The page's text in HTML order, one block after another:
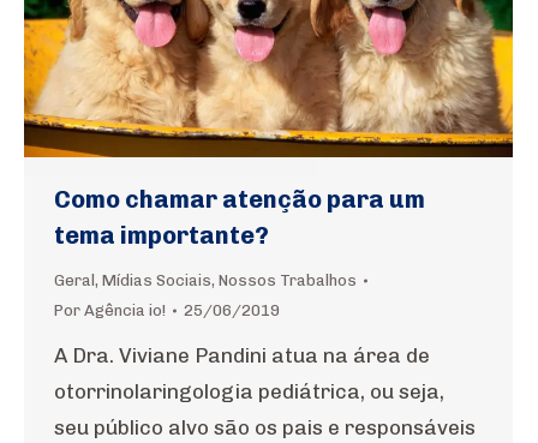
Como chamar atenção para um
tema importante?
Geral , Mídias Sociais, Nossos Trabalhos
Por Agência io! 25/06/2019
A Dra. Viviane Pandini atua na área de
otorrinolaringologia pediátrica, ou seja,
seu público alvo são os pais e responsáveis